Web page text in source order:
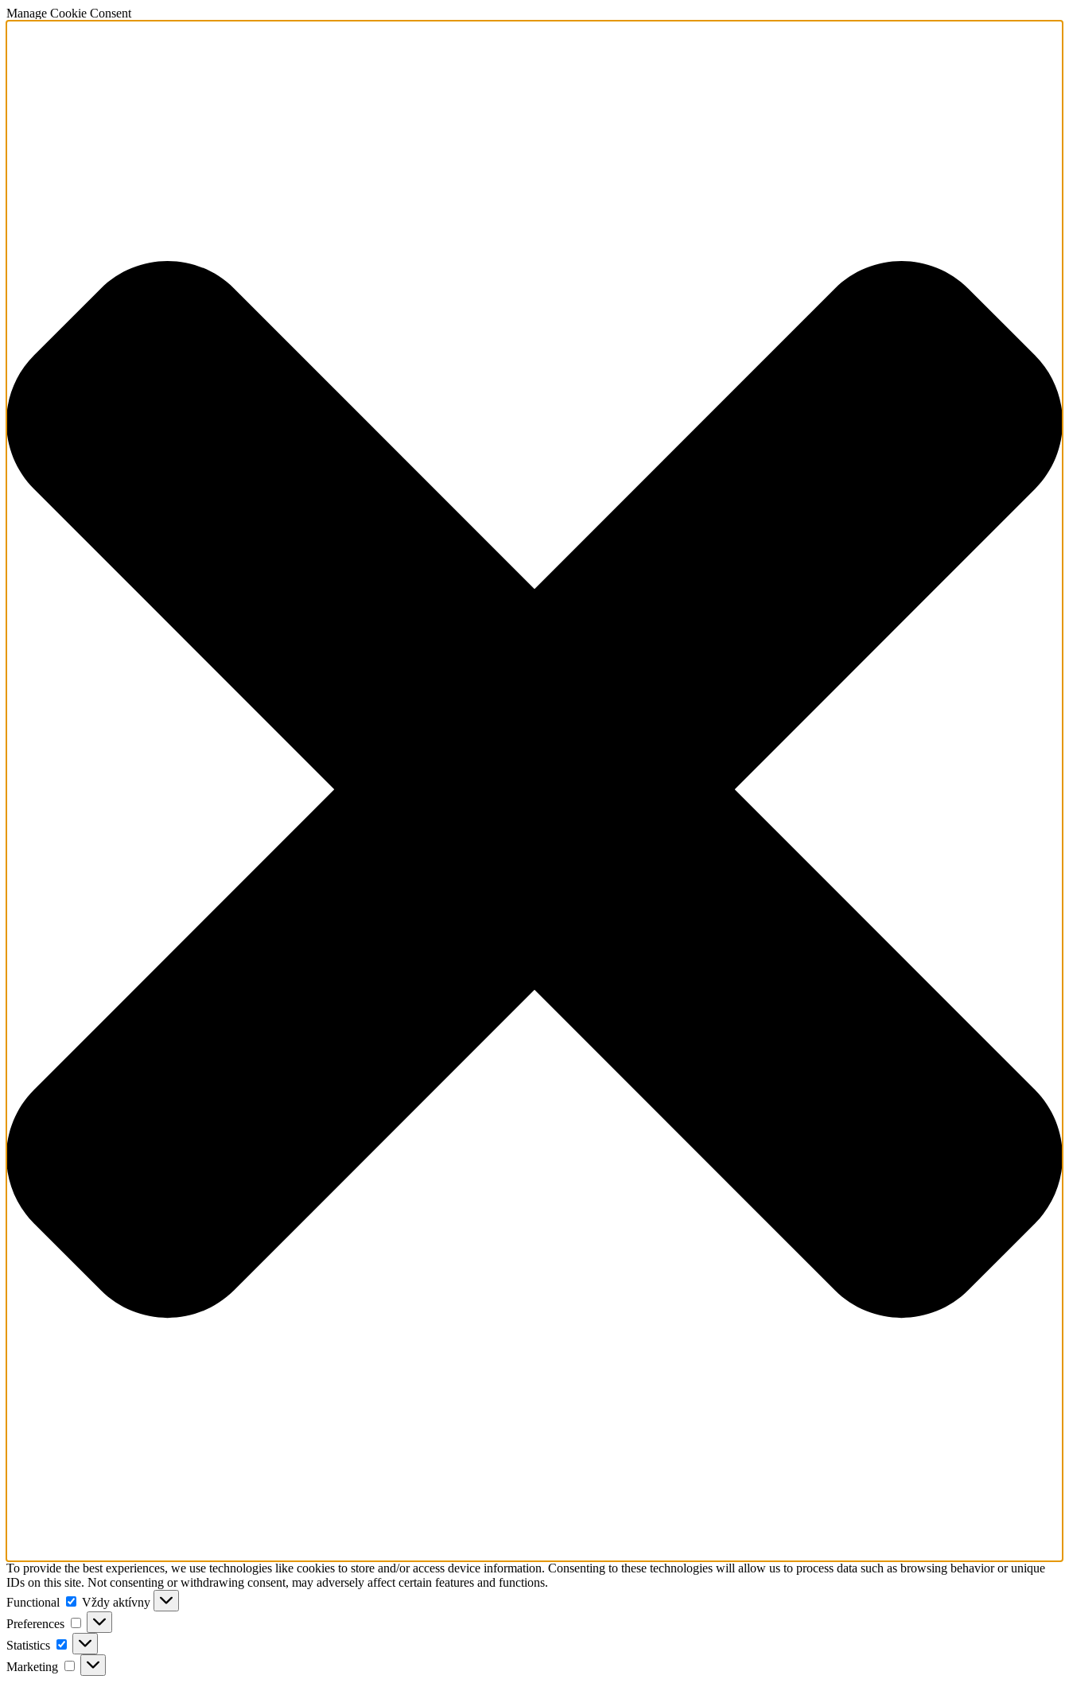
Manage Cookie Consent
To provide the best experiences, we use technologies like cookies to store and/or access device information. Consenting to these technologies will allow us to process data such as browsing behavior or unique
IDs on this site. Not consenting or withdrawing consent, may adversely affect certain features and functions.
Functional
Functional
Vždy aktívny
Preferences
Preferences
Statistics Statistics
Marketing Marketing